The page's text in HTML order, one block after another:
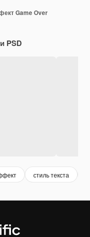
Game Over
PSD
стиль текста